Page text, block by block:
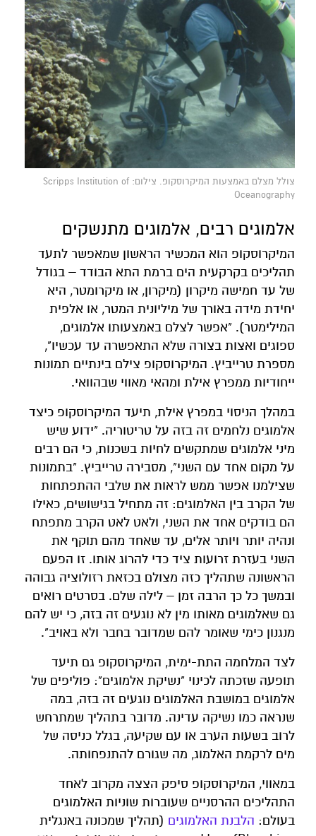
צולל מצלם באמצעות המיקרוסקופ. צילום: Scripps Institution of
Oceanography
אלמוגים רבים, אלמוגים מתנשקים
המיקרוסקופ הוא המכשיר הראשון שמאפשר לתעד
תהליכים בקרקעית הים ברמת התא הבודד – בגודל
של עד חמישה מיקרון (מיקרון, או מיקרומטר, היא
יחידת מידה באורך של מיליונית המטר, או אלפית
המילימטר). "אפשר לצלם באמצעותו אלמוגים,
ספוגים ואצות בצורה שלא התאפשרה עד עכשיו",
מספרת טרייביץ. המיקרוסקופ צילם בינתיים תמונות
ייחודיות ממפרץ אילת ומהאי מאווי שבהוואי.
במהלך הניסוי במפרץ אילת, תיעד המיקרוסקופ כיצד
אלמוגים נלחמים זה בזה על טריטוריה. "ידוע שיש
מיני אלמוגים שמתקשים לחיות בשכנות, כי הם רבים
על מקום אחד עם השני", מסבירה טרייביץ. "בתמונות
שצילמנו אפשר ממש לראות את שלבי ההתפתחות
של הקרב בין האלמוגים: זה מתחיל בגישושים, כאילו
הם בודקים אחד את השני, ולאט לאט הקרב מתפתח
ונהיה יותר ויותר אלים, עד שאחד מהם תוקף את
השני בעזרת זרועות ציד כדי להרוג אותו. זו הפעם
הראשונה שתהליך כזה מצולם בכזאת רזולוציה גבוהה
ובמשך כל כך הרבה זמן – לילה שלם. בסרטים רואים
גם שאלמוגים מאותו מין לא נוגעים זה בזה, כי יש להם
מנגנון כימי שאומר להם שמדובר בחבר ולא באויב".
לצד המלחמה התת-ימית, המיקרוסקופ גם תיעד
תופעה שזכתה לכינוי "נשיקת אלמוגים": פוליפים של
אלמוגים במושבת האלמוגים נוגעים זה בזה, במה
שנראה כמו נשיקה עדינה. מדובר בתהליך שמתרחש
לרוב בשעות הערב או עם שקיעה, בגלל כניסה של
מים לרקמת האלמוג, מה שגורם להתנפחותה.
במאווי, המיקרוסקופ סיפק הצצה מקרוב לאחד
התהליכים ההרסניים שעוברות שוניות האלמוגים
בעולם: הלבנת האלמוגים (תהליך שמכונה באנגלית